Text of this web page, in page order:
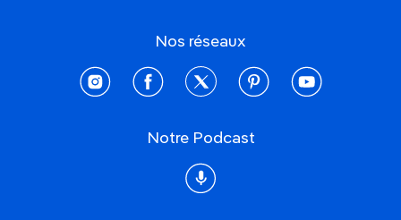
Nos réseaux
instagramfacebooktwitter pinterestyoutube
Notre Podcast
Podcast